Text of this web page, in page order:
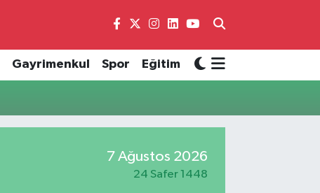
Gayrimenkul Spor Eğitim
7 Ağustos 2026
24 Safer 1448